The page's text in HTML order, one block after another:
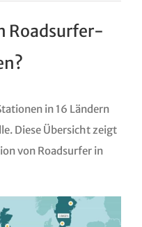
Roadsurfer-
in 16 Ländern
Diese Übersicht zeigt
von Roadsurfer in